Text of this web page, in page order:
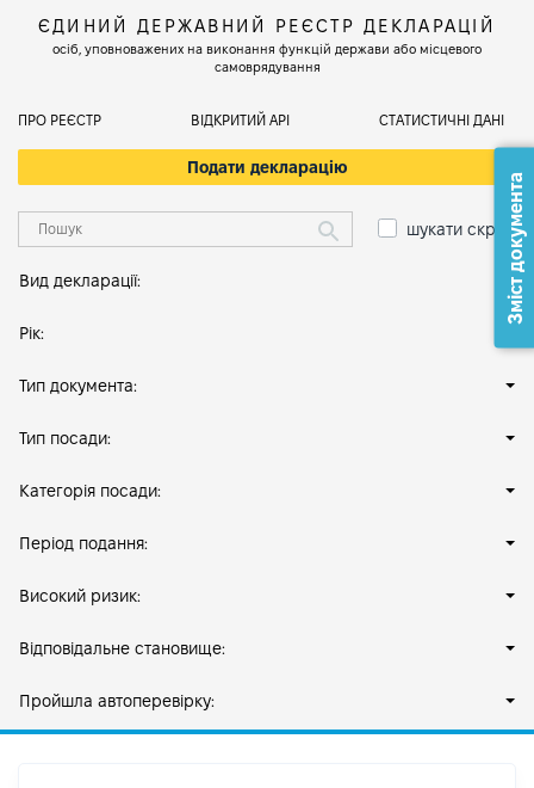
ЄДИНИЙ ДЕРЖАВНИЙ РЕЄСТР ДЕКЛАРАЦІЙ
осіб, уповноважених на виконання функцій держави або місцевого
самоврядування
ПРО РЕЄСТР ВІДКРИТИЙ АРІ СТАТИСТИЧНІ ДАНІ
Подати декларацію
шукати скрізь
Вид декларації:
Рік:
Тип документа:
Тип посади:
Категорія посади:
Період подання:
Високий ризик:
Відповідальне становище:
Пройшла автоперевірку:
Зміст документа